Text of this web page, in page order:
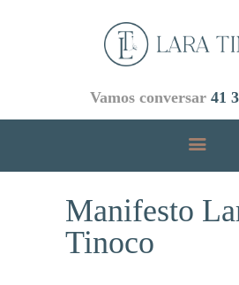
Vamos conversar 41
ÁREAS DE
EMPRESA
EQUIPE
Manifesto
Tinoco